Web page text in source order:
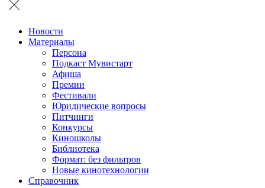
Новости
Материалы
Персона
Подкаст Мувистарт
Афиша
Премии
Фестивали
Юридические вопросы
Питчинги
Конкурсы
Киношколы
Библиотека
Формат: без фильтров
Новые кинотехнологии
Справочник